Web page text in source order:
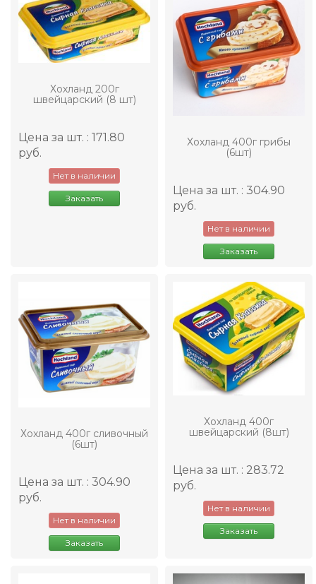
Хохланд 200г
швейцарский (8 шт)
Цена за шт. : 171.80
руб.
Нет в наличии
Заказать
Хохланд 400г грибы
(6шт)
Цена за шт. : 304.90
руб.
Нет в наличии
Заказать
Хохланд 400г сливочный
(6шт)
Цена за шт. : 304.90
руб.
Нет в наличии
Заказать
Хохланд 400г
швейцарский (8шт)
Цена за шт. : 283.72
руб.
Нет в наличии
Заказать